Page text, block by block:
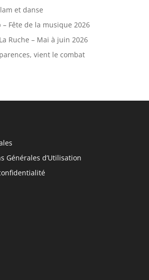
et danse
– Fête de la musique 2026
Ruche – Mai à juin 2026
vient le combat
Générales d’Utilisation